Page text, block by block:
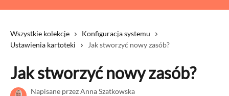
Wszystkie kolekcje
Konfiguracja systemu
Ustawienia kartoteki
Jak stworzyć nowy zasób?
Jak stworzyć nowy zasób?
Napisane przezAnna Szatkowska